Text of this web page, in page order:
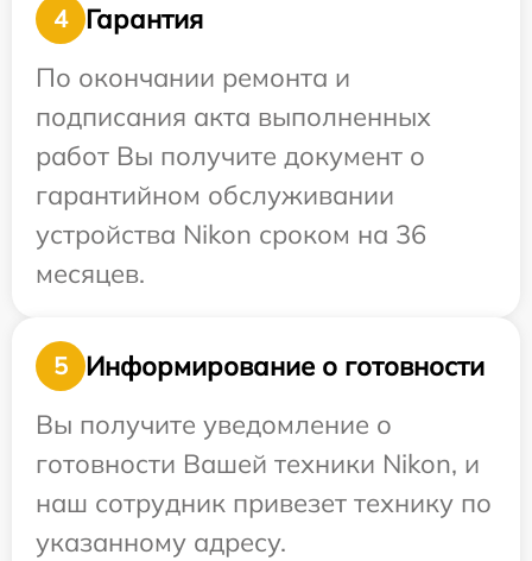
4
Гарантия
По окончании ремонта и
подписания акта выполненных
работ Вы получите документ о
гарантийном обслуживании
устройства Nikon сроком на 36
месяцев.
5
Информирование о готовности
Вы получите уведомление о
готовности Вашей техники Nikon, и
наш сотрудник привезет технику по
указанному адресу.